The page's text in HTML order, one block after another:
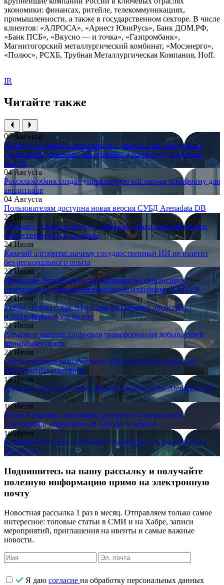
экономики: финансах, ритейле, телекоммуникациях,
промышленности, а также в государственном секторе. В числе
клиентов: «АЛРОСА», «Арнест ЮниРусь», Банк ДОМ.РФ,
«Банк ПСБ», «Вкусно — и точка», «Газпромбанк»,
Магнитогорский металлургический комбинат, «Мосэнерго»,
«Полюс», РСХБ, Трубная Металлургическая Компания, Hoff.
IR
Читайте также
06 Августа
Киберустойчивость начинается с данных: как объединить
управление данными, ИБ и бизнес-архитектуру в единый
контур
04 Августа
Россельхозбанк создал управляемую self-service-платформу для
аналитиков
04 Августа
Пользователям доступна новая версия СУБД Arenadata DB
27 Июля
«Полюс» ускоряет работу с данными благодаря внедрению
отечественной ИТ-системы
24 Июля
Казачий алгоритм: почему государственный ИИ не взлетит
без регионального опыта
22 Июля
«Росатом» перевёл консолидированную финансовую
отчётность на импортонезависимую платформу КХД 2.0
22 Июля
Умная «Почта»: как AI-алгоритмы меняют логистику
и трансформируют бизнес
21 Июля
Алмазы и данные: цифровая трансформация добывающей
промышленности
21 Июля
Отечественные разработчики ПО переходят к созданию
комплексных платформ
17 Июля
Arenadata запускает курс «Новые возможности Arenadata DB
7»
16 Июля
Релиз Arenadata QuickMarts: резервное копирование
ADQMDB и обновлённый ADQM Notebook
16 Июля
Компании Picodata и Directum подтвердили совместимость
продуктов
Подпишитесь на нашу рассылку и получайте
полезную информацию прямо на электронную
почту
Новостная рассылка 1 раз в месяц. Отправляем только самое
интересное: топовые статьи в СМИ и на Хабре, записи
мероприятий, приглашения на ивенты и самые важные
новости.
Я даю согласие на обработку персональных данных